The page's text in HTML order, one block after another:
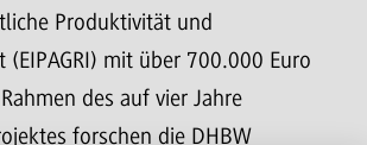
Produktivität und
(EIPAGRI) mit über 700.000 Euro
des auf vier Jahre
forschen die DHBW